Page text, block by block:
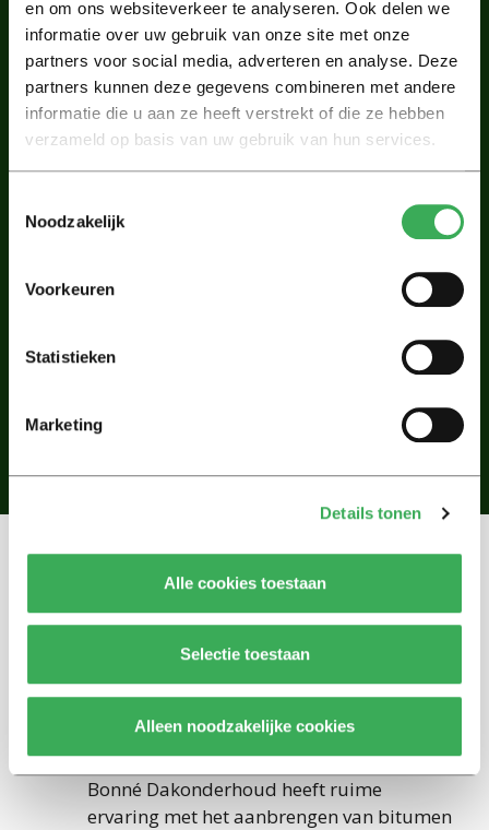
en om ons websiteverkeer te analyseren. Ook delen we
informatie over uw gebruik van onze site met onze
partners voor social media, adverteren en analyse. Deze
partners kunnen deze gegevens combineren met andere
informatie die u aan ze heeft verstrekt of die ze hebben
verzameld op basis van uw gebruik van hun services.
Noodzakelijk
Voorkeuren
Statistieken
Marketing
Details tonen
Alle cookies toestaan
Selectie toestaan
Alleen noodzakelijke cookies
U ontvangt zo nodig een gratis offerte om de
gebreken te herstellen
PRIJSINDICATIE AANVRAGEN
WAARVOOR KUNT U
BIJ ONS TERECHT
Bonné Dakonderhoud heeft ruime
ervaring met het aanbrengen van bitumen